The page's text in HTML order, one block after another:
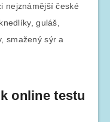
nejznámější české
guláš,
smažený sýr a
online testu